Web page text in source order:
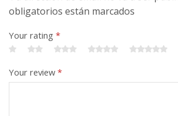
obligatorios están marcados
Your rating *
Your review*